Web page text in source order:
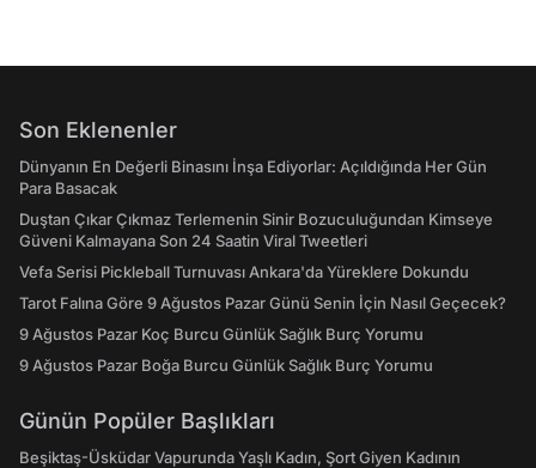
Son Eklenenler
Dünyanın En Değerli Binasını İnşa Ediyorlar: Açıldığında Her Gün
Para Basacak
Duştan Çıkar Çıkmaz Terlemenin Sinir Bozuculuğundan Kimseye
Güveni Kalmayana Son 24 Saatin Viral Tweetleri
Vefa Serisi Pickleball Turnuvası Ankara'da Yüreklere Dokundu
Tarot Falına Göre 9 Ağustos Pazar Günü Senin İçin Nasıl Geçecek?
9 Ağustos Pazar Koç Burcu Günlük Sağlık Burç Yorumu
9 Ağustos Pazar Boğa Burcu Günlük Sağlık Burç Yorumu
Günün Popüler Başlıkları
Beşiktaş-Üsküdar Vapurunda Yaşlı Kadın, Şort Giyen Kadının